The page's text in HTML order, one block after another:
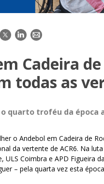
TwitterLinkedIn
E-
Cadeira
todas as
quarto troféu da época
o Andebol em Cadeira de
da vertente de ACR6. Na
ULS Coimbra e APD Figueira
– pela quarta vez esta